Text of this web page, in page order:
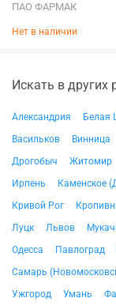
ПАО ФАРМАК
Нет в наличии
Искать в других
Александрия Белая
Васильков
Винница
Дрогобыч
Житомир
Ирпень
Каменское
Кривой Рог
Луцк
Львов
Одесса
Павлоград
Самарь
Ужгород
Умань